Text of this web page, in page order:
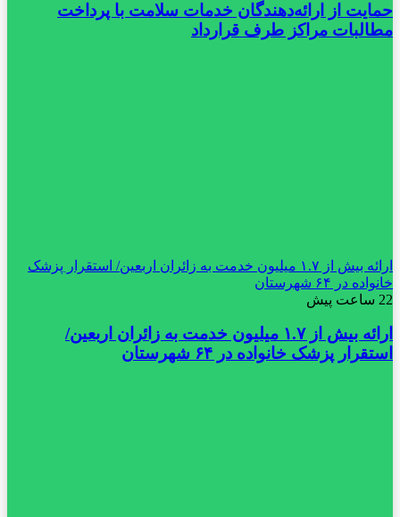
حمایت از ارائه‌دهندگان خدمات سلامت با پرداخت
مطالبات مراکز طرف قرارداد
ارائه بیش از ۱.۷ میلیون خدمت به زائران اربعین/ استقرار پزشک
خانواده در ۶۴ شهرستان
22 ساعت پیش
ارائه بیش از ۱.۷ میلیون خدمت به زائران اربعین/
استقرار پزشک خانواده در ۶۴ شهرستان